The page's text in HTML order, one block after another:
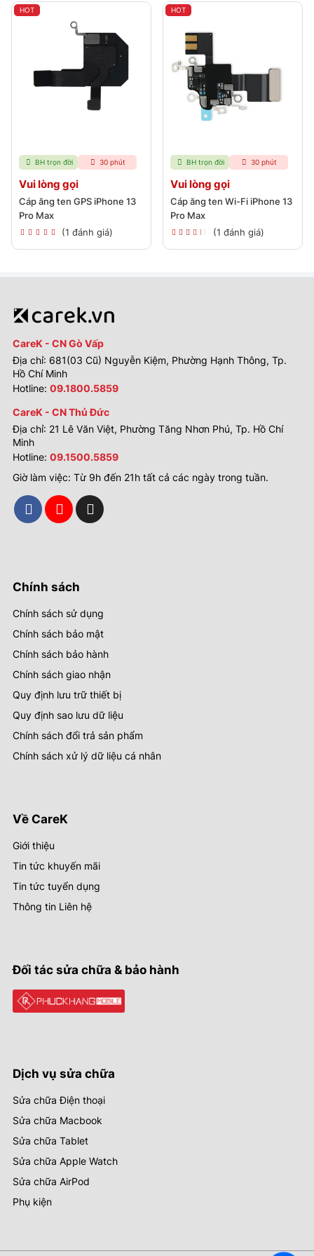
HOT
BH trọn đời 30 phút
Vui lòng gọi
Cáp ăng ten GPS iPhone 13
Pro Max
(1 đánh giá)
HOT
BH trọn đời 30 phút
Vui lòng gọi
Cáp ăng ten Wi-Fi iPhone 13
Pro Max
(1 đánh giá)
CareK - CN Gò Vấp
Địa chỉ: 681(03 Cũ) Nguyễn Kiệm, Phường Hạnh Thông, Tp.
Hồ Chí Minh
Hotline: 09.1800.5859
CareK - CN Thủ Đức
Địa chỉ: 21 Lê Văn Việt, Phường Tăng Nhơn Phú, Tp. Hồ Chí
Minh
Hotline: 09.1500.5859
Giờ làm việc: Từ 9h đến 21h tất cả các ngày trong tuần.
Chính sách
Chính sách sử dụng
Chính sách bảo mật
Chính sách bảo hành
Chính sách giao nhận
Quy định lưu trữ thiết bị
Quy định sao lưu dữ liệu
Chính sách đổi trả sản phẩm
Chính sách xử lý dữ liệu cá nhân
Về CareK
Giới thiệu
Tin tức khuyến mãi
Tin tức tuyển dụng
Thông tin Liên hệ
Đối tác sửa chữa & bảo hành
Dịch vụ sửa chữa
Sửa chữa Điện thoại
Sửa chữa Macbook
Sửa chữa Tablet
Sửa chữa Apple Watch
Sửa chữa AirPod
Phụ kiện